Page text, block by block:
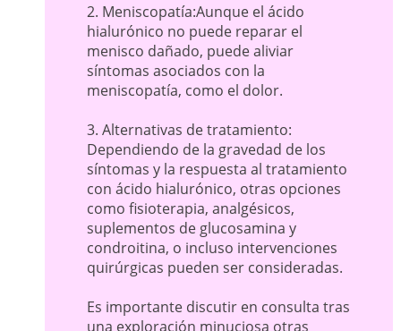
2. Meniscopatía:Aunque el ácido
hialurónico no puede reparar el
menisco dañado, puede aliviar
síntomas asociados con la
meniscopatía, como el dolor.
3. Alternativas de tratamiento:
Dependiendo de la gravedad de los
síntomas y la respuesta al tratamiento
con ácido hialurónico, otras opciones
como fisioterapia, analgésicos,
suplementos de glucosamina y
condroitina, o incluso intervenciones
quirúrgicas pueden ser consideradas.
Es importante discutir en consulta tras
una exploración minuciosa otras